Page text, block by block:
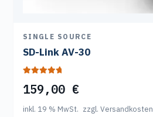
SINGLE SOURCE
SD-Link AV-30
5.00von 5
159,00 €
inkl. 19 % MwSt. zzgl. Versandkosten